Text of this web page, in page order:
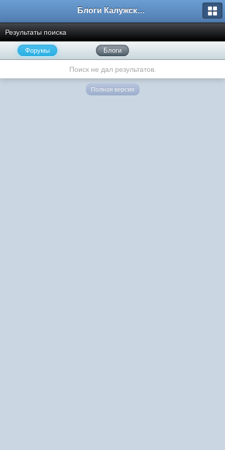
Блоги Калужского перекрестка
Результаты поиска
Форумы Блоги
Поиск не дал результатов.
Полная версия